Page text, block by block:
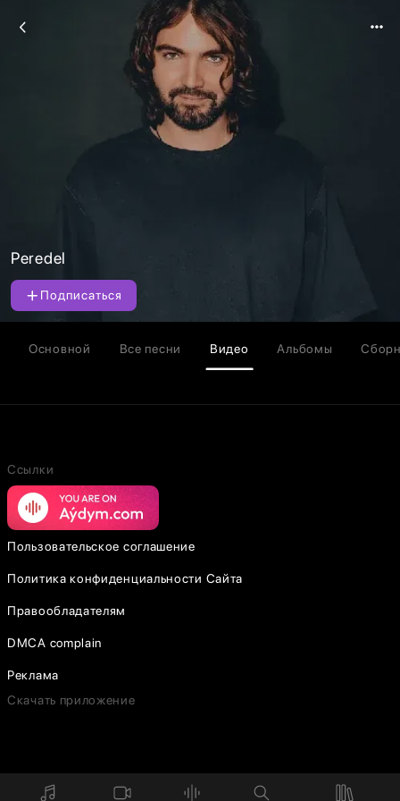
Peredel
Подписаться
Основной Все песни Видео Альбомы
Ссылки
Пользовательское соглашение
Политика конфиденциальности Сайта
Правообладателям
DMCA complain
Реклама
Скачать приложение